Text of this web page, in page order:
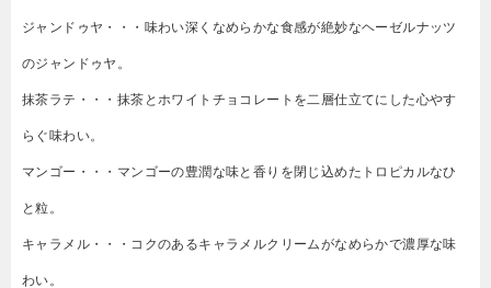
ジャンドゥヤ・・・味わい深くなめらかな食感が絶妙なヘーゼルナッツ
のジャンドゥヤ。
抹茶ラテ・・・抹茶とホワイトチョコレートを二層仕立てにした心やす
らぐ味わい。
マンゴー・・・マンゴーの豊潤な味と香りを閉じ込めたトロピカルなひ
と粒。
キャラメル・・・コクのあるキャラメルクリームがなめらかで濃厚な味
わい。